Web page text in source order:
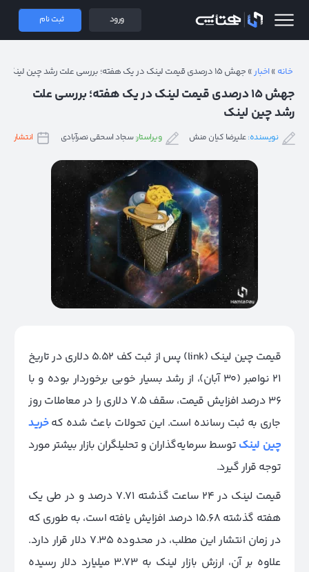
همتاپی ورود ثبت نام
خانه »اخبار» جهش ۱۵ درصدی قیمت لینک در یک هفته؛ بررسی علت رشد چین لینک
جهش ۱۵ درصدی قیمت لینک در یک هفته؛ بررسی علت
رشد چین لینک
نویسنده:علیرضا کیان منش ویراستار: سجاد اسحقی نصرآبادی انتشار:
قیمت چین لینک (link) پس از ثبت کف 5.52 دلاری در تاریخ
21 نوامبر (30 آبان)، از رشد بسیار خوبی برخوردار بوده و با
36 درصد افزایش قیمت، سقف 7.5 دلاری را در معاملات روز
جاری به ثبت رسانده است. این تحولات باعث شده کهخرید
چین لینک توسط سرمایه‌گذاران و تحلیلگران بازار بیشتر مورد
توجه قرار گیرد.
قیمت لینک در 24 ساعت گذشته 7.71 درصد و در طی یک
هفته گذشته 15.68 درصد افزایش یافته است، به طوری که
در زمان انتشار این مطلب، در محدوده 7.35 دلار قرار دارد.
علاوه بر آن، ارزش بازار لینک به 3.73 میلیارد دلار رسیده